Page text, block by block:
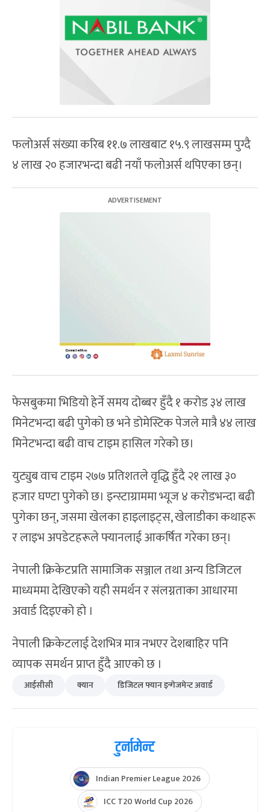
फलोअर्स संख्या करिब ११.७ लाखबाट १५.९ लाखसम्म पुग्दै
४ लाख २० हजारभन्दा बढी नयाँ फलोअर्स थपिएका छन्।
फेसबुकमा भिडियो हेर्ने समय दोब्बर हुँदै १ करोड ३४ लाख
मिनेटभन्दा बढी पुगेको छ भने डोमेस्टिक पेजले मात्रै ४४ लाख
मिनेटभन्दा बढी वाच टाइम हासिल गरेको छ।
युट्युब वाच टाइम २७७ प्रतिशतले वृद्धि हुँदै २१ लाख ३०
हजार घण्टा पुगेको छ। इन्स्टाग्राममा भ्यूज ४ करोडभन्दा बढी
पुगेका छन्, जसमा खेलका हाइलाइट्स, खेलाडीका कथाहरू
र लाइभ अपडेटहरूले फ्यानलाई आकर्षित गरेका छन्।
नेपाली क्रिकेटप्रति सामाजिक सञ्जाल तथा अन्य डिजिटल
माध्यममा देखिएको यही समर्थन र संलग्नताका आधारमा
अवार्ड दिइएको हो ।
नेपाली क्रिकेटलाई देशभित्र मात्र नभएर देशबाहिर पनि
व्यापक समर्थन प्राप्त हुँदै आएको छ ।
आईसीसी क्यान डिजिटल फ्यान इन्गेजमेन्ट अवार्ड
टुर्नामेन्ट
Indian Premier League 2026
ICC T20 World Cup 2026